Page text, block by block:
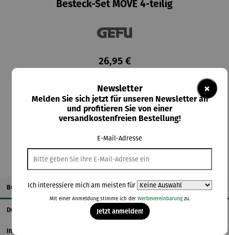
Besteck-Set MOVE 4-teilig
26,95 €
Lieferzeit: 2-3 Tage
In den Warenkorb
Beschreibung
Details
Informationen zum Hersteller
×
Newsletter
Melden Sie sich jetzt für unseren Newsletter an
und profitieren Sie von einer
versandkostenfreien Bestellung!
E-Mail-Adresse
Ich interessiere mich am meisten für
Mit einer Anmeldung stimme ich der Werbevereinbarungzu.
Jetzt anmelden!